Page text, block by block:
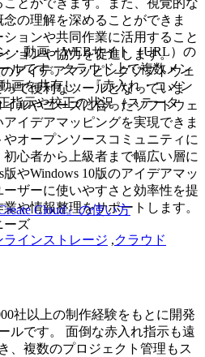
とができます。また、視覚的な
の理解を深めることができま
ョンや共同作業に活用すること
ョンや協力を促進します。
アイデアマッピングソフトウェ
て便利なツールとなっていま
ルやニーズに合ったソフトウェ
イデアマッピングを実現できま
オープンソースコミュニティに
心者から上級者まで幅広い層に
やWindows 10版のアイデアマッ
ザーに使いやすさと効率性を提
や情報整理をサポートします。
ーズ
・動画・WEBサイト（URL）の
ルです。クラウド上で複数メン
画を共有し、『赤入れ・コメン
指示や校正の状況（ステータ
Cloud』の使い方
ラインストレージ ,クラウド
社以上の制作経験をもとに開発
ルです。 面倒な赤入れ指示も遠
、複数のプロジェクト管理もス